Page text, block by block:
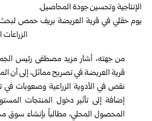
الإنتاجية وتحسين جودة المحاصيل.
من جهته، أشار مزيد مصطفى رئيس
قرية العريضة في تصريح مماثل، إلى أن
نقص في الأدوية الزراعية وصعوبات في
إضافة إلى تأثير دخول المنتجات
المحصول المحلي، مطالباً بإنشاء